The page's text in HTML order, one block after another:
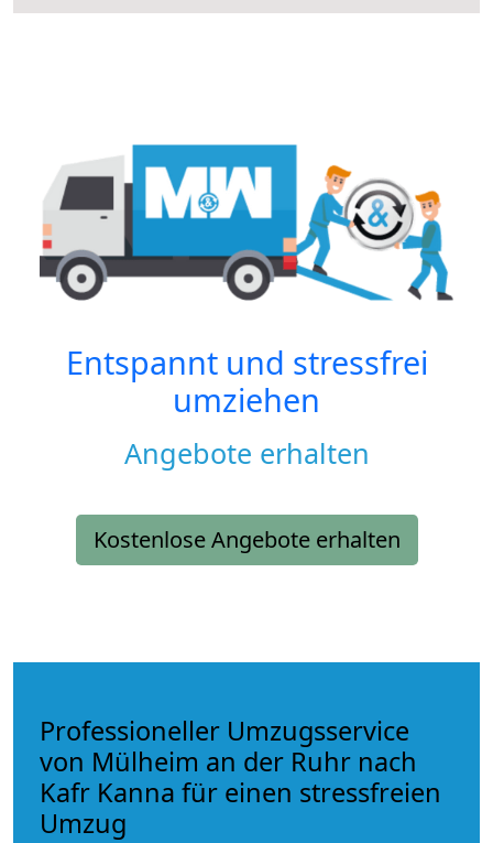
Entspannt und stressfrei
umziehen
Angebote erhalten
Kostenlose Angebote erhalten
Professioneller Umzugsservice
von Mülheim an der Ruhr nach
Kafr Kanna für einen stressfreien
Umzug